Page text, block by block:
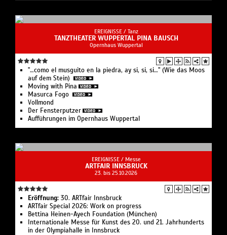
EREIGNISSE / Tanz
TANZTHEATER WUPPERTAL PINA BAUSCH
Opernhaus Wuppertal
"…como el musguito en la piedra, ay si, si, si…" (Wie das Moos
auf dem Stein)
Moving with Pina
Masurca Fogo
Vollmond
Der Fensterputzer
Aufführungen im Opernhaus Wuppertal
EREIGNISSE / Messe
ARTFAIR INNSBRUCK
23. bis 25.10.2026
Eröffnung: 30. ARTfair Innsbruck
ARTfair Special 2026: Work on progress
Bettina Heinen-Ayech Foundation (München)
Internationale Messe für Kunst des 20. und 21. Jahrhunderts
in der Olympiahalle in Innsbruck